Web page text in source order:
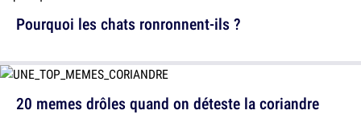
Pourquoi les chats ronronnent-ils ?
20 memes drôles quand on déteste la coriandre